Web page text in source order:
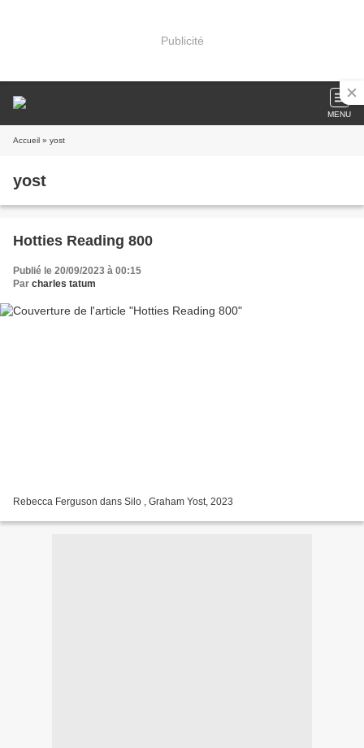
Publicité
MENU
Accueil » yost
yost
Hotties Reading 800
Publié le 20/09/2023 à 00:15
Par charles tatum
Rebecca Ferguson dans Silo , Graham Yost, 2023